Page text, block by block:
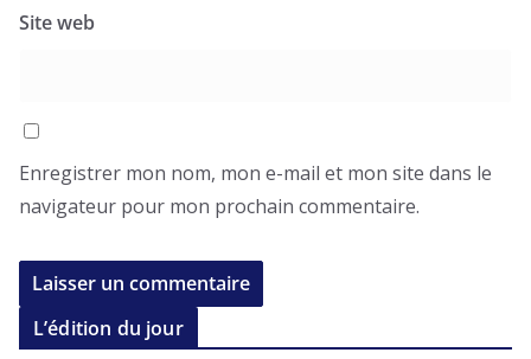
Site web
Enregistrer mon nom, mon e-mail et mon site dans le
navigateur pour mon prochain commentaire.
L’édition du jour